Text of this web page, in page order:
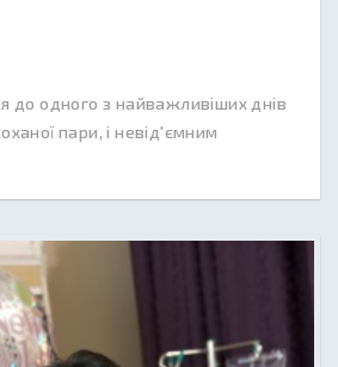
до одного з найважливіших днів
пари, і невід'ємним